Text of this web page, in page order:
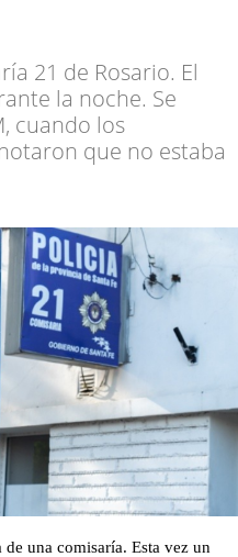
21 de Rosario. El
la noche. Se
cuando los
que no estaba
una comisaría. Esta vez un